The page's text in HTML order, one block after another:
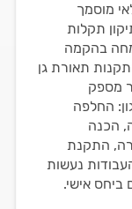
מוסמך
תקלות
בהקמה
תאורת גן
מספק
החלפה
הכנה
התקנת
נעשות
ביחס אישי.